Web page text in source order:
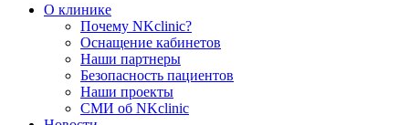
О клинике
Почему NKclinic?
Оснащение кабинетов
Наши партнеры
Безопасность пациентов
Наши проекты
СМИ об NKclinic